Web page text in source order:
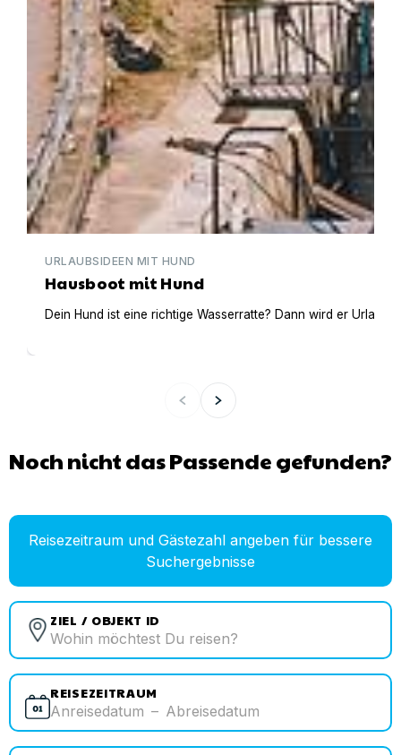
URLAUBSIDEEN MIT HUND
Hausboot mit Hund
Dein Hund ist eine richtige Wasserratte? Dann wird er
Noch nicht das Passende gefunden?
Reisezeitraum und Gästezahl angeben für bessere
Suchergebnisse
ZIEL / OBJEKT ID
REISEZEITRAUM
Anreisedatum – Abreisedatum